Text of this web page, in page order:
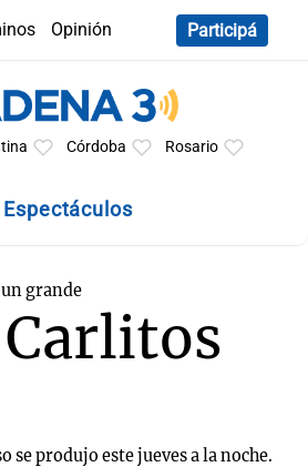
Opinión
Participá
Córdoba Rosario
Espectáculos
grande
se produjo este jueves a la noche.